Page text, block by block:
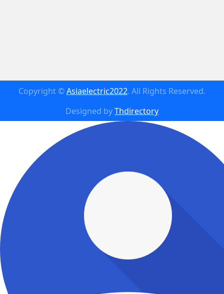
Copyright ©Asiaelectric2022. All Rights Reserved.
Designed byThdirectory